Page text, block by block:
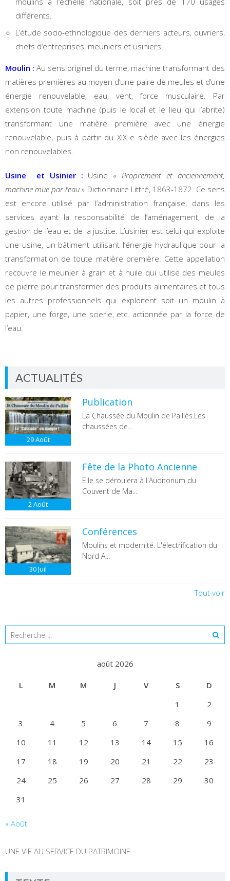
différents.
L’étude socio-ethnologique des derniers acteurs, ouvriers,
chefs d’entreprises, meuniers et usiniers.
Moulin : Au sens originel du terme, machine transformant des
matières premières au moyen d’une paire de meules et d’une
énergie renouvelable, eau, vent, force musculaire. Par
extension toute machine (puis le local et le lieu qui l’abrite)
transformant une matière première avec une énergie
renouvelable, puis à partir du XIX e siècle avec les énergies
non renouvelables.
Usine et Usinier : Usine «Proprement et anciennement,
machine mue par l’eau » Dictionnaire Littré, 1863-1872. Ce sens
est encore utilisé par l’administration française, dans les
services ayant la responsabilité de l’aménagement, de la
gestion de l’eau et de la justice. L’usinier est celui qui exploite
une usine, un bâtiment utilisant l’énergie hydraulique pour la
transformation de toute matière première. Cette appellation
recouvre le meunier à grain et à huile qui utilise des meules
de pierre pour transformer des produits alimentaires et tous
les autres professionnels qui exploitent soit un moulin à
papier, une forge, une scierie, etc. actionnée par la force de
l’eau.
ACTUALITÉS
29Août
Publication
La Chaussée du Moulin de Paillès.Les
chaussées de...
2Août
Fête de la Photo Ancienne
Elle se déroulera à l'Auditorium du
Couvent de Ma...
30Juil
Conférences
Moulins et modernité. L'électrification du
Nord A...
Tout voir
août 2026
L M M J V S
D
1
2
3
4 5 6 7 8
9
10
11 12 13 14 15
16
17
18 19 20 21 22
23
24
25 26 27 28 29
30
31
« Août
UNE VIE AU SERVICE DU PATRIMOINE